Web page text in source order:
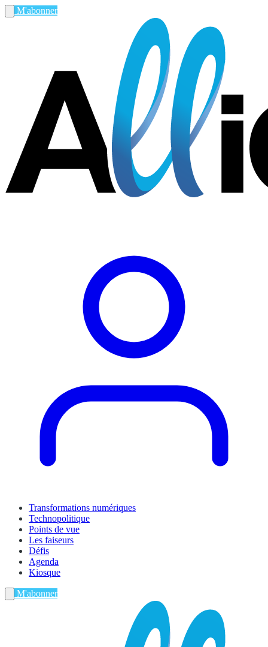
M'abonner
Transformations numériques
Technopolitique
Points de vue
Les faiseurs
Défis
Agenda
Kiosque
M'abonner